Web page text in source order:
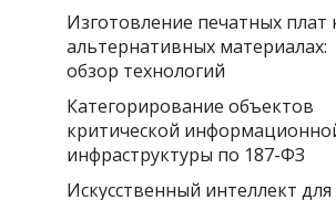
Изготовление печатных плат
альтернативных материалах:
обзор технологий
Категорирование объектов
критической
инфраструктуры по 187-ФЗ
Искусственный интеллект для